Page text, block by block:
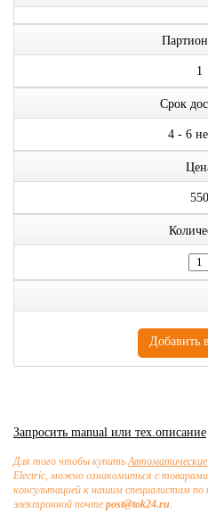
1
Срок
4 - 6
550
Запросить manual или тех.описание
Для того чтобы купить
Electric, можно ознакомиться с
консультацией к нашим специалистам по
электронной почте post@tok24.ru.